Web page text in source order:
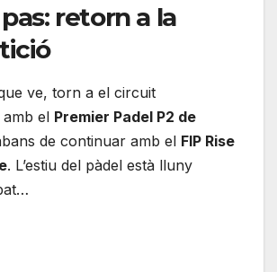
retorn a la
ve, torn a el circuit
el Premier Padel P2 de
de continuar amb el FIP Rise
. L’estiu del pàdel està lluny